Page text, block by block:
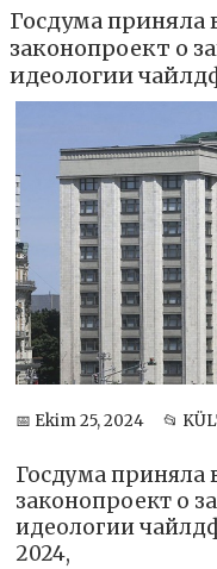
Госдума приняла
законопроект о
идеологии
📅 Ekim 25, 2024 📂
Госдума приняла
законопроект о
идеологии
2024,